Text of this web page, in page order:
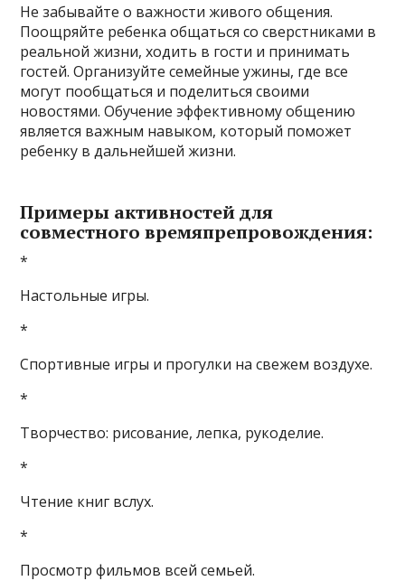
Не забывайте о важности живого общения.
Поощряйте ребенка общаться со сверстниками в
реальной жизни, ходить в гости и принимать
гостей. Организуйте семейные ужины, где все
могут пообщаться и поделиться своими
новостями. Обучение эффективному общению
является важным навыком, который поможет
ребенку в дальнейшей жизни.
Примеры активностей для
совместного времяпрепровождения:
*
Настольные игры.
*
Спортивные игры и прогулки на свежем воздухе.
*
Творчество: рисование, лепка, рукоделие.
*
Чтение книг вслух.
*
Просмотр фильмов всей семьей.